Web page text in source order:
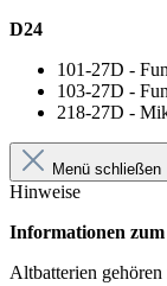
D24
101-27D -
103-27D -
218-27D -
Menü schließen
Hinweise
Informationen zum
Altbatterien